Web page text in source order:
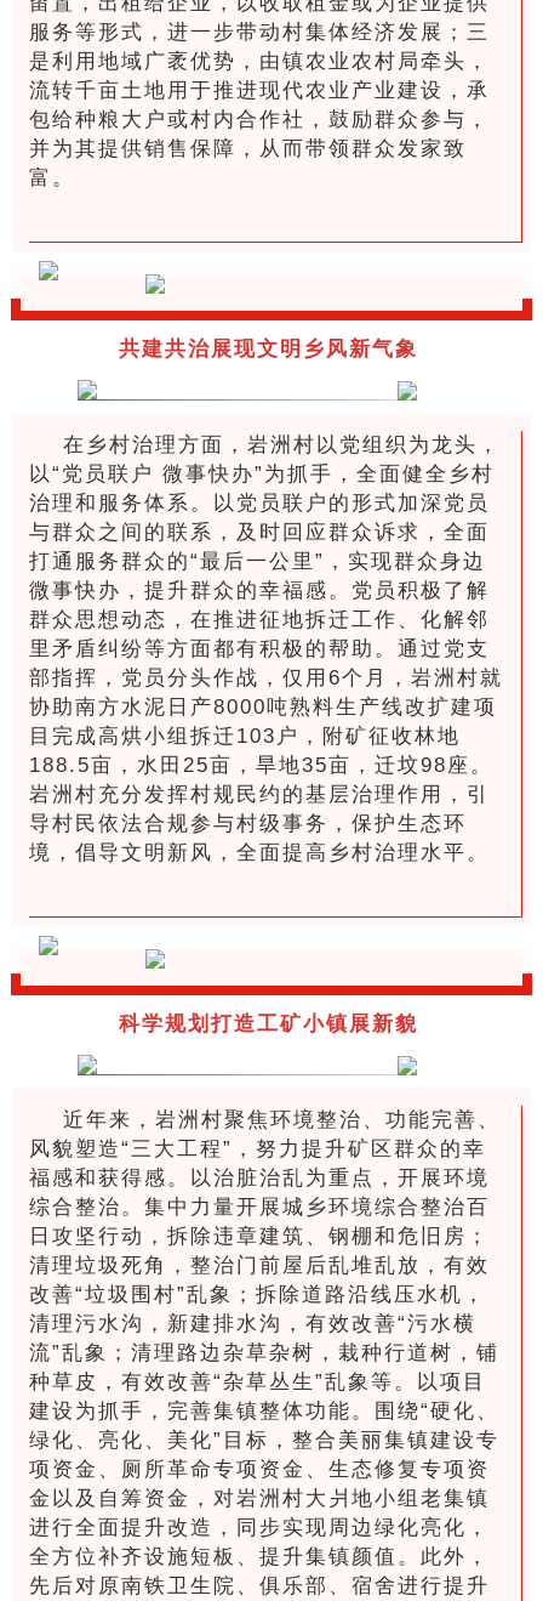
服务等形式，进一步带动村集体经济发展；三
是利用地域广袤优势，由镇农业农村局牵头，
流转千亩土地用于推进现代农业产业建设，承
包给种粮大户或村内合作社，鼓励群众参与，
并为其提供销售保障，从而带领群众发家致
富。
共建共治展现文明乡风新气象
在乡村治理方面，岩洲村以党组织为龙头，
以“党员联户 微事快办”为抓手，全面健全乡村
治理和服务体系。以党员联户的形式加深党员
与群众之间的联系，及时回应群众诉求，全面
打通服务群众的“最后一公里”，实现群众身边
微事快办，提升群众的幸福感。党员积极了解
群众思想动态，在推进征地拆迁工作、化解邻
里矛盾纠纷等方面都有积极的帮助。通过党支
部指挥，党员分头作战，仅用6个月，岩洲村就
协助南方水泥日产8000吨熟料生产线改扩建项
目完成高烘小组拆迁103户，附矿征收林地
188.5亩，水田25亩，旱地35亩，迁坟98座。
岩洲村充分发挥村规民约的基层治理作用，引
导村民依法合规参与村级事务，保护生态环
境，倡导文明新风，全面提高乡村治理水平。
科学规划打造工矿小镇展新貌
近年来，岩洲村聚焦环境整治、功能完善、
风貌塑造“三大工程”，努力提升矿区群众的幸
福感和获得感。以治脏治乱为重点，开展环境
综合整治。集中力量开展城乡环境综合整治百
日攻坚行动，拆除违章建筑、钢棚和危旧房；
清理垃圾死角，整治门前屋后乱堆乱放，有效
改善“垃圾围村”乱象；拆除道路沿线压水机，
清理污水沟，新建排水沟，有效改善“污水横
流”乱象；清理路边杂草杂树，栽种行道树，铺
种草皮，有效改善“杂草丛生”乱象等。以项目
建设为抓手，完善集镇整体功能。围绕“硬化、
绿化、亮化、美化”目标，整合美丽集镇建设专
项资金、厕所革命专项资金、生态修复专项资
金以及自筹资金，对岩洲村大爿地小组老集镇
进行全面提升改造，同步实现周边绿化亮化，
全方位补齐设施短板、提升集镇颜值。此外，
先后对原南铁卫生院、俱乐部、宿舍进行提升